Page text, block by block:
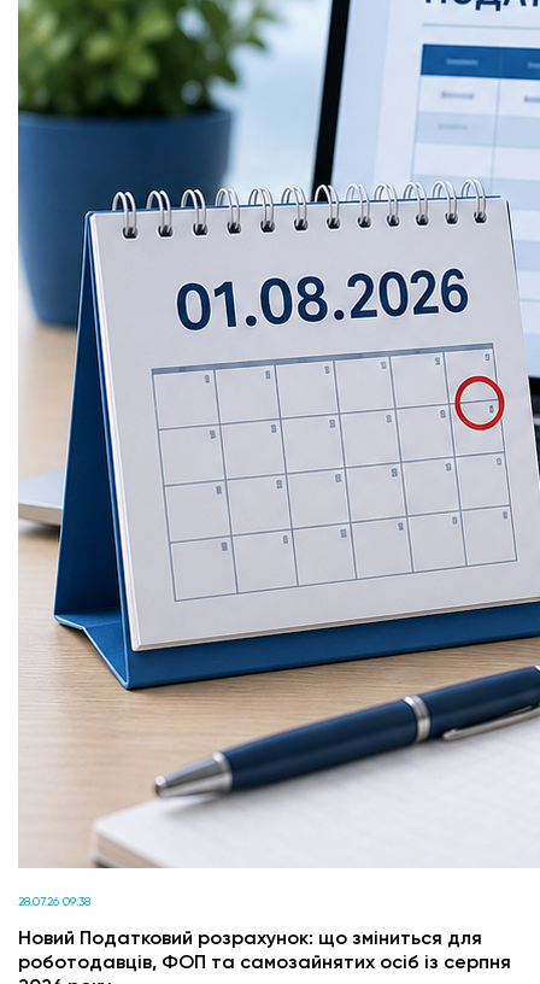
28.07.26 09:38
Новий Податковий розрахунок: що зміниться для
роботодавців, ФОП та самозайнятих осіб із серпня